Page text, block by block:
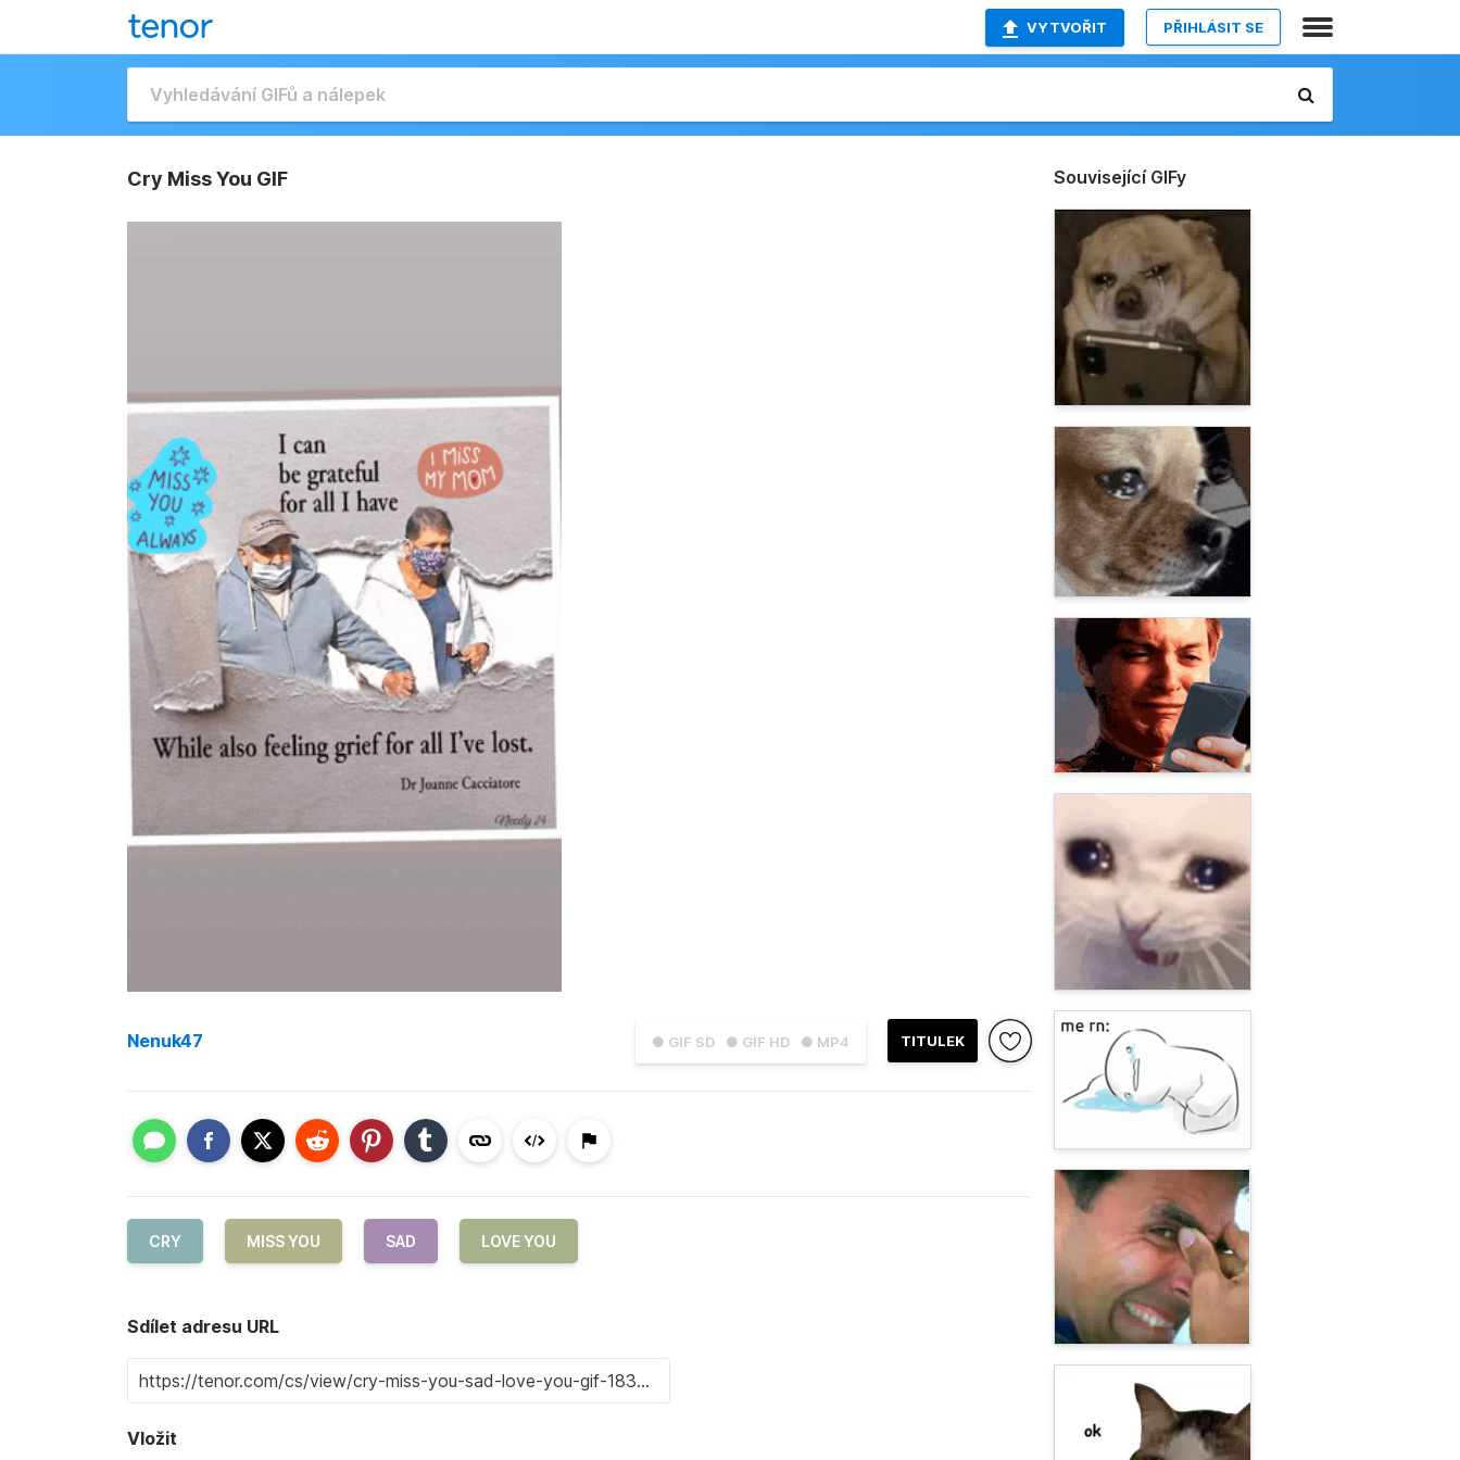
VYTVOŘIT PŘIHLÁSIT SE
Cry Miss You GIF
● GIF SD ● GIF HD ● MP4 TITULEK
Nenuk47
CRY MISS YOU SAD LOVE YOU
Sdílet adresu URL
Vložit
Související GIFy